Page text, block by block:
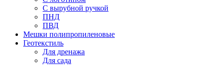
С вырубной ручкой
ПНД
ПВД
Мешки полипропиленовые
Геотекстиль
Для дренажа
Для сада